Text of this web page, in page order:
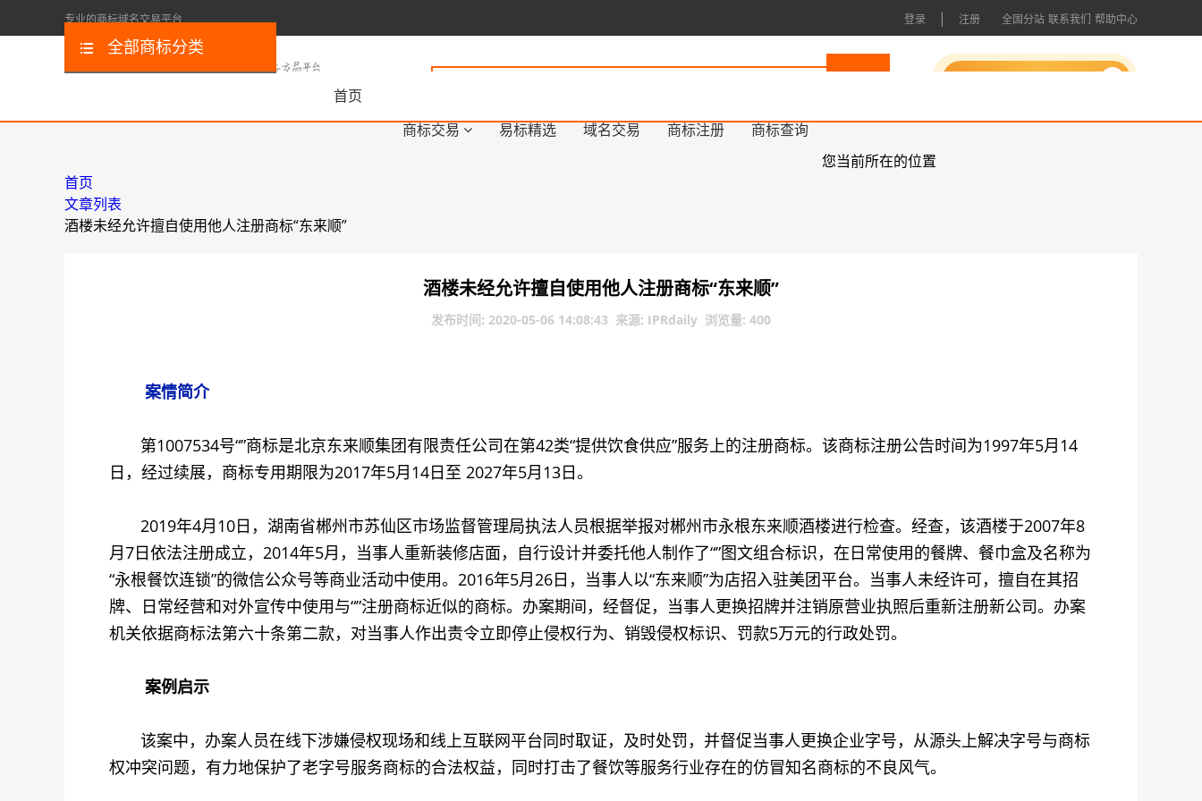
专业的商标域名交易平台 登录 | 注册 全国分站 联系我们 帮助中心
首页
商标交易
易标精选 域名交易 商标注册 商标查询
全部商标分类
您当前所在的位置
首页
文章列表
酒楼未经允许擅自使用他人注册商标“东来顺”
酒楼未经允许擅自使用他人注册商标“东来顺”
发布时间: 2020-05-06 14:08:43 来源: IPRdaily 浏览量: 400
案情简介
第1007534号“”商标是北京东来顺集团有限责任公司在第42类“提供饮食供应”服务上的注册商标。该商标注册公告时间为1997年5月14
日，经过续展，商标专用期限为2017年5月14日至 2027年5月13日。
2019年4月10日，湖南省郴州市苏仙区市场监督管理局执法人员根据举报对郴州市永根东来顺酒楼进行检查。经查，该酒楼于2007年8
月7日依法注册成立，2014年5月，当事人重新装修店面，自行设计并委托他人制作了“”图文组合标识，在日常使用的餐牌、餐巾盒及名称为
“永根餐饮连锁”的微信公众号等商业活动中使用。2016年5月26日，当事人以“东来顺”为店招入驻美团平台。当事人未经许可，擅自在其招
牌、日常经营和对外宣传中使用与“”注册商标近似的商标。办案期间，经督促，当事人更换招牌并注销原营业执照后重新注册新公司。办案
机关依据商标法第六十条第二款，对当事人作出责令立即停止侵权行为、销毁侵权标识、罚款5万元的行政处罚。
案例启示
该案中，办案人员在线下涉嫌侵权现场和线上互联网平台同时取证，及时处罚，并督促当事人更换企业字号，从源头上解决字号与商标
权冲突问题，有力地保护了老字号服务商标的合法权益，同时打击了餐饮等服务行业存在的仿冒知名商标的不良风气。